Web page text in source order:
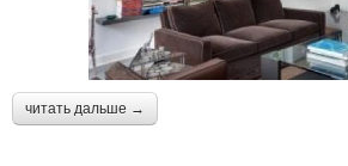
читать дальше →